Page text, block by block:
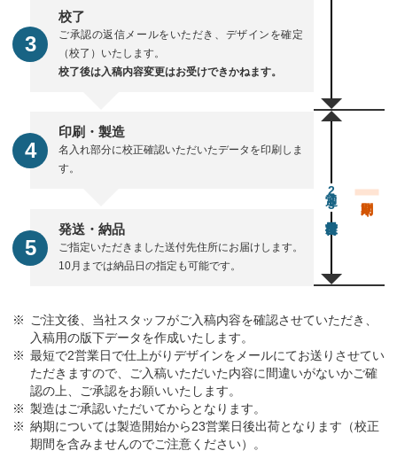
校了
ご承認の返信メールをいただき、デザインを確定
（校了）いたします。
校了後は入稿内容変更はお受けできかねます。
印刷・製造
名入れ部分に校正確認いただいたデータを印刷しま
す。
発送・納品
ご指定いただきました送付先住所にお届けします。
10月までは納品日の指定も可能です。
通常23営業日後出荷
ご注文後、当社スタッフがご入稿内容を確認させていただき、
入稿用の版下データを作成いたします。
最短で2営業日で仕上がりデザインをメールにてお送りさせてい
ただきますので、ご入稿いただいた内容に間違いがないかご確
認の上、ご承認をお願いいたします。
製造はご承認いただいてからとなります。
納期については製造開始から23営業日後出荷となります（校正
期間を含みませんのでご注意ください）。